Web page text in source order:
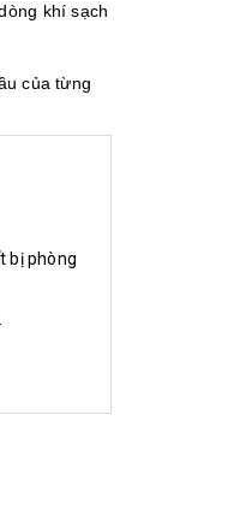
khí sạch
của từng
bị phòng